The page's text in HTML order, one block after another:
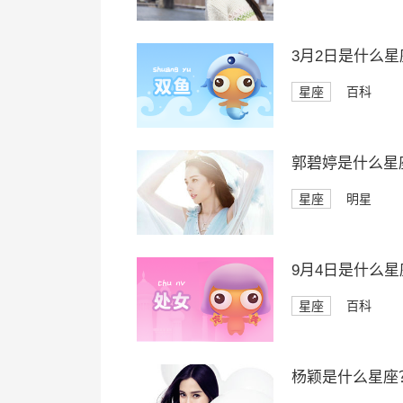
3月2日是什么星
星座 百科
郭碧婷是什么星
星座 明星
9月4日是什么星
星座 百科
杨颖是什么星座